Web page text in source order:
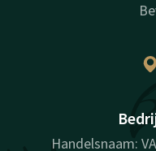
Handelsnaam: